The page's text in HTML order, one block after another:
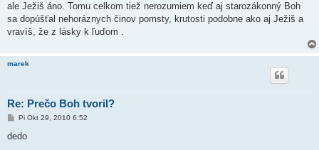
ale Ježiš áno. Tomu celkom tiež nerozumiem keď aj starozákonný Boh
sa dopúšťal nehoráznych činov pomsty, krutosti podobne ako aj Ježiš a
vravíš, že z lásky k ľuďom .
marek
Re: Prečo Boh tvoril?
P
í
Pi Okt 29, 2010 6:52
dedo